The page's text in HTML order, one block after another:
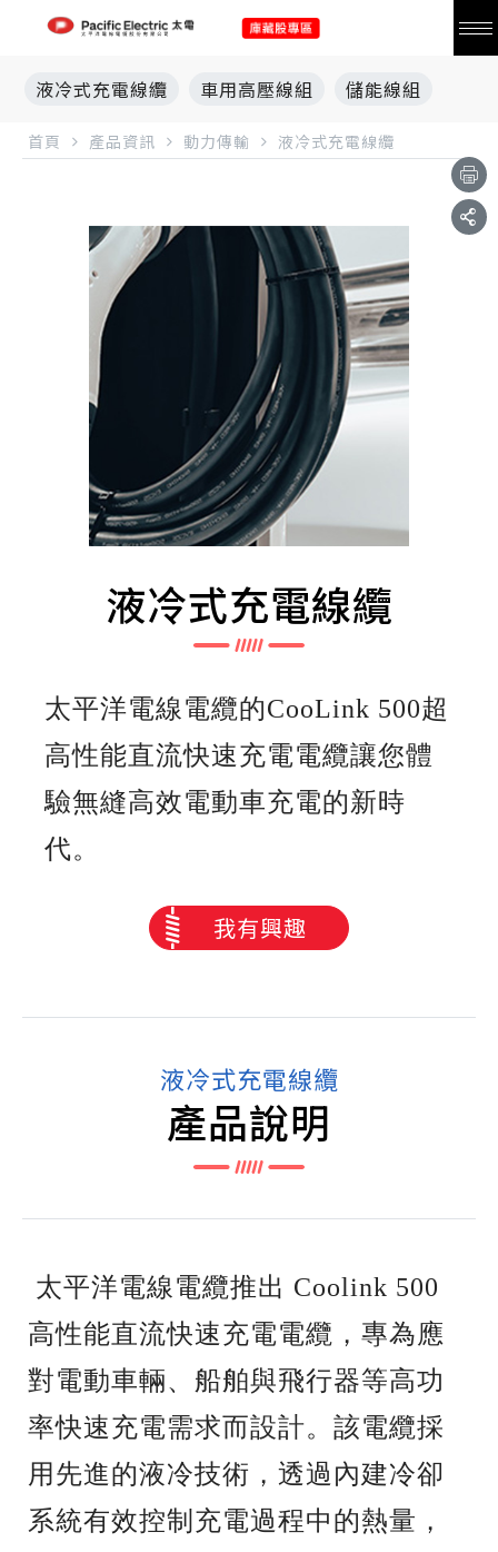
液冷式充電線纜 車用高壓線組 儲能線組
首頁 產品資訊 動力傳輸 液冷式充電線纜
液冷式充電線纜
太平洋電線電纜的CooLink 500超
高性能直流快速充電電纜讓您體
驗無縫高效電動車充電的新時
代。
我有興趣
液冷式充電線纜
產品說明
太平洋電線電纜推出 Coolink 500
高性能直流快速充電電纜，專為應
對電動車輛、船舶與飛行器等高功
率快速充電需求而設計。該電纜採
用先進的液冷技術，透過內建冷卻
系統有效控制充電過程中的熱量，